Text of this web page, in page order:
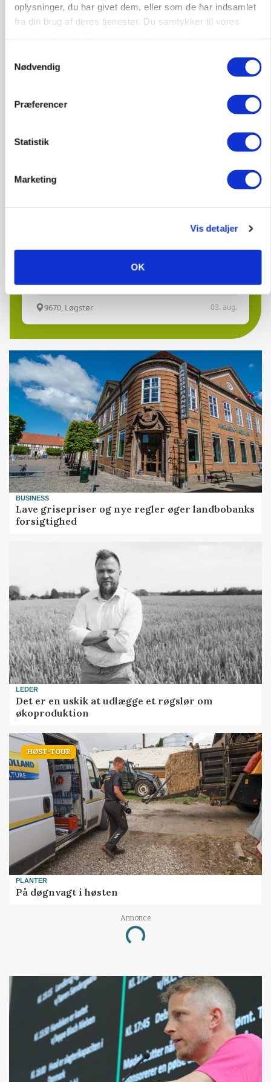
oplysninger, du har givet dem, eller som de har indsamlet
fra din brug af deres tjenester. Du samtykker til vores
Nødvendig
Præferencer
Statistik
Marketing
Vis detaljer
OK
03. aug.
Kalvepasser til ejendom i udvikling søges
9670, Løgstør 03. aug.
BUSINESS
Lave grisepriser og nye regler øger landbobanks
forsigtighed
LEDER
Det er en uskik at udlægge et røgslør om
økoproduktion
HØST-TOUR
PLANTER
På døgnvagt i høsten
Annonce
Loading...